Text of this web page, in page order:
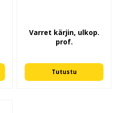
Varret kärjin, ulkop.
prof.
Tutustu